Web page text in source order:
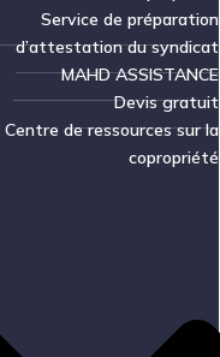
Service de préparation
d’attestation du syndicat
MAHD ASSISTANCE
Devis gratuit
Centre de ressources sur la
copropriété